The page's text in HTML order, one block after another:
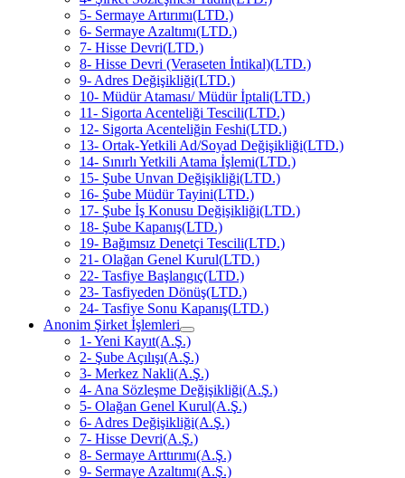
5- Sermaye Artırımı(LTD.)
6- Sermaye Azaltımı(LTD.)
7- Hisse Devri(LTD.)
8- Hisse Devri (Veraseten İntikal)(LTD.)
9- Adres Değişikliği(LTD.)
10- Müdür Ataması/ Müdür İptali(LTD.)
11- Sigorta Acenteliği Tescili(LTD.)
12- Sigorta Acenteliğin Feshi(LTD.)
13- Ortak-Yetkili Ad/Soyad Değişikliği(LTD.)
14- Sınırlı Yetkili Atama İşlemi(LTD.)
15- Şube Unvan Değişikliği(LTD.)
16- Şube Müdür Tayini(LTD.)
17- Şube İş Konusu Değişikliği(LTD.)
18- Şube Kapanış(LTD.)
19- Bağımsız Denetçi Tescili(LTD.)
21- Olağan Genel Kurul(LTD.)
22- Tasfiye Başlangıç(LTD.)
23- Tasfiyeden Dönüş(LTD.)
24- Tasfiye Sonu Kapanış(LTD.)
Anonim Şirket İşlemleri
1- Yeni Kayıt(A.Ş.)
2- Şube Açılışı(A.Ş.)
3- Merkez Nakli(A.Ş.)
4- Ana Sözleşme Değişikliği(A.Ş.)
5- Olağan Genel Kurul(A.Ş.)
6- Adres Değişikliği(A.Ş.)
7- Hisse Devri(A.Ş.)
8- Sermaye Arttırımı(A.Ş.)
9- Sermaye Azaltımı(A.Ş.)